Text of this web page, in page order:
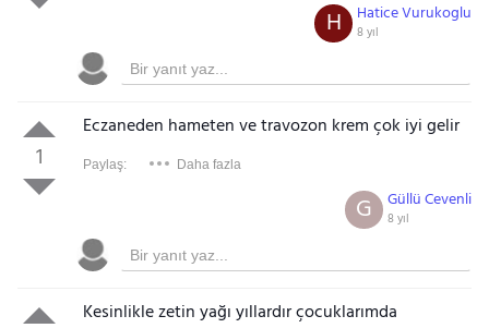
Hatice Vurukoglu
8 yıl
H
1
Eczaneden hameten ve travozon krem çok iyi gelir
Paylaş: Daha fazla
Güllü Cevenli
8 yıl
G
Kesinlikle zetin yağı yıllardır çocuklarımda